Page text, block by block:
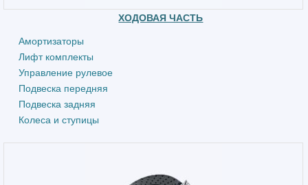
ХОДОВАЯ ЧАСТЬ
Амортизаторы
Лифт комплекты
Управление рулевое
Подвеска передняя
Подвеска задняя
Колеса и ступицы